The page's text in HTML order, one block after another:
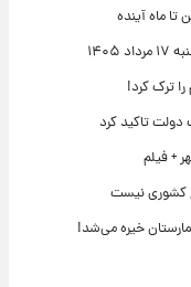
تا ماه آینده
را ترک کرد!
تاکید کرد
+ فیلم
کشوری نیست
خیره می‌شد!